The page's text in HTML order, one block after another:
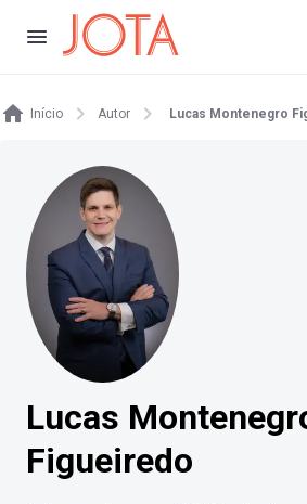
Início Autor Lucas Montenegro
Lucas
Figueiredo